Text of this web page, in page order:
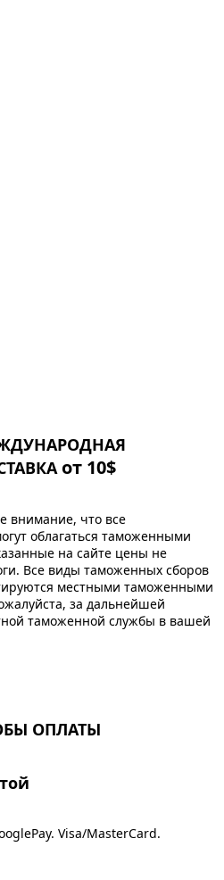
от 10$
что все
облагаться таможенными
на сайте цены не
Все виды таможенных сборов
местными таможенными
за дальнейшей
таможенной службы в вашей
ОПЛАТЫ
Visa/MasterCard.